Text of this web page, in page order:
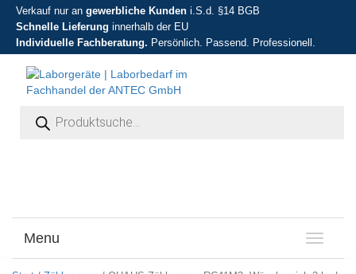
Verkauf nur an gewerbliche Kunden i.S.d. §14 BGB
Schnelle Lieferung innerhalb der EU
Individuelle Fachberatung. Persönlich. Passend. Professionell.
T
o
Menu